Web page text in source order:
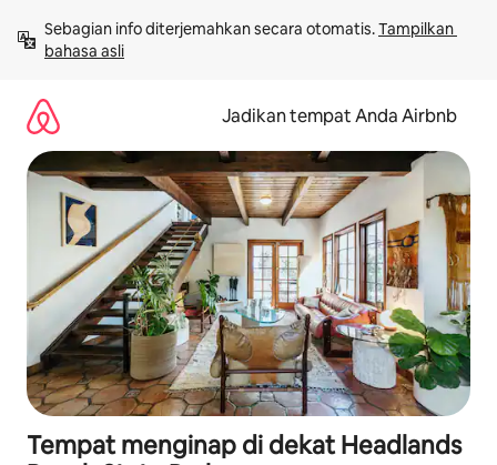
langsung
lihat
Sebagian info diterjemahkan secara otomatis. Tampilkan
bahasa asli
Jadikan tempat Anda Airbnb
Tempat menginap di dekat Headlands